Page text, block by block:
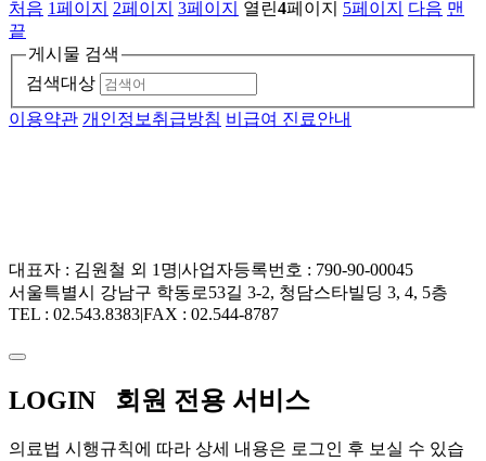
처음 1페이지 2페이지 3페이지 열린4페이지 5페이지 다음 맨
끝
게시물 검색
검색대상
이용약관 개인정보취급방침 비급여 진료안내
대표자 : 김원철 외 1명|사업자등록번호 : 790-90-00045
서울특별시 강남구 학동로53길 3-2, 청담스타빌딩 3, 4, 5층
TEL : 02.543.8383|FAX : 02.544-8787
LOGIN 회원 전용 서비스
의료법 시행규칙에 따라 상세 내용은 로그인 후 보실 수 있습